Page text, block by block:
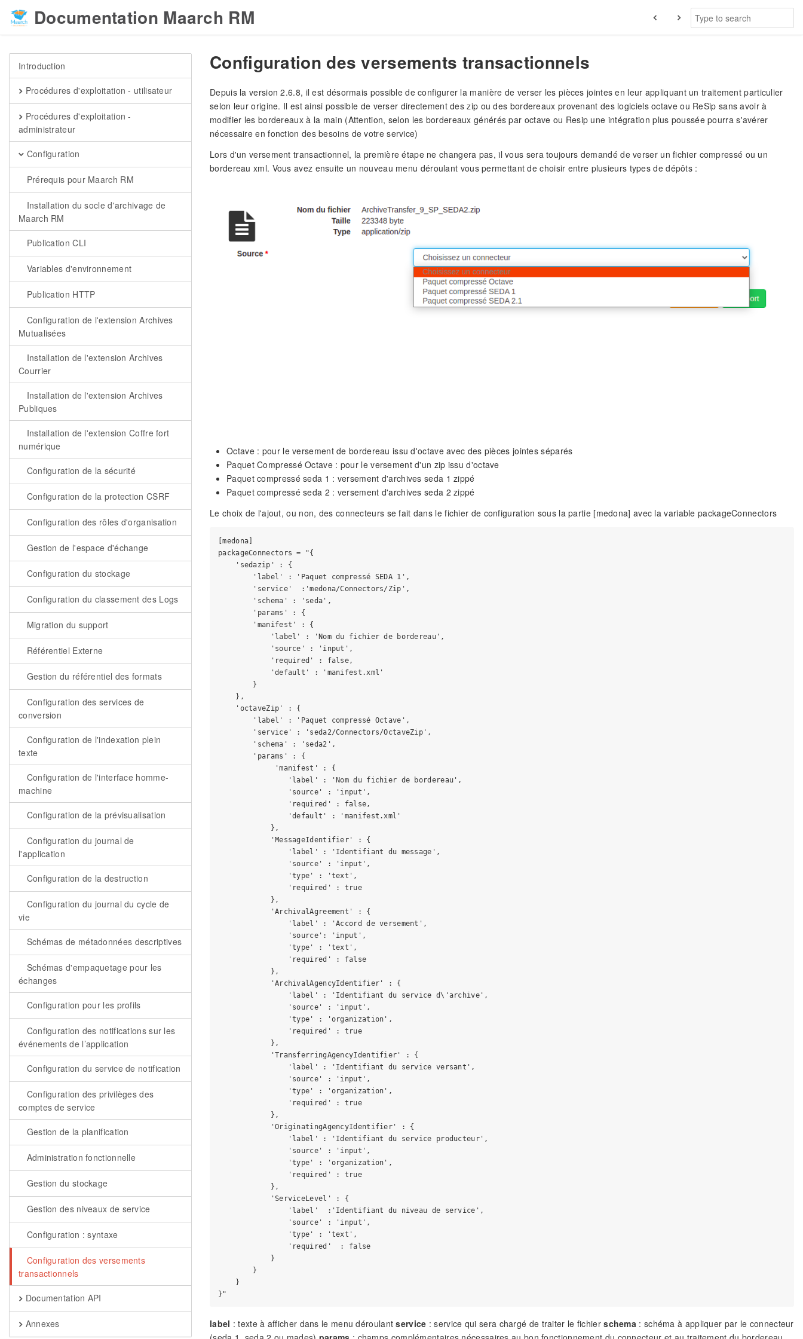
Documentation Maarch RM
Introduction
Procédures d'exploitation - utilisateur
Procédures d'exploitation -
administrateur
Configuration
Prérequis pour Maarch RM
Installation du socle d'archivage de
Maarch RM
Publication CLI
Variables d'environnement
Publication HTTP
Configuration de l'extension Archives
Mutualisées
Installation de l'extension Archives
Courrier
Installation de l'extension Archives
Publiques
Installation de l'extension Coffre fort
numérique
Configuration de la sécurité
Configuration de la protection CSRF
Configuration des rôles d'organisation
Gestion de l'espace d'échange
Configuration du stockage
Configuration du classement des Logs
Migration du support
Référentiel Externe
Gestion du référentiel des formats
Configuration des services de
conversion
Configuration de l'indexation plein
texte
Configuration de l'interface homme-
machine
Configuration de la prévisualisation
Configuration du journal de
l'application
Configuration de la destruction
Configuration du journal du cycle de
vie
Schémas de métadonnées descriptives
Schémas d'empaquetage pour les
échanges
Configuration pour les profils
Configuration des notifications sur les
événements de l’application
Configuration du service de notification
Configuration des privilèges des
comptes de service
Gestion de la planification
Administration fonctionnelle
Gestion du stockage
Gestion des niveaux de service
Configuration : syntaxe
Configuration des versements
transactionnels
Documentation API
Annexes
Configuration des versements transactionnels
Depuis la version 2.6.8, il est désormais possible de configurer la manière de verser les pièces jointes en leur appliquant un traitement particulier
selon leur origine. Il est ainsi possible de verser directement des zip ou des bordereaux provenant des logiciels octave ou ReSip sans avoir à
modifier les bordereaux à la main (Attention, selon les bordereaux générés par octave ou Resip une intégration plus poussée pourra s'avérer
nécessaire en fonction des besoins de votre service)
Lors d'un versement transactionnel, la première étape ne changera pas, il vous sera toujours demandé de verser un fichier compressé ou un
bordereau xml. Vous avez ensuite un nouveau menu déroulant vous permettant de choisir entre plusieurs types de dépôts :
Octave : pour le versement de bordereau issu d'octave avec des pièces jointes séparés
Paquet Compressé Octave : pour le versement d'un zip issu d'octave
Paquet compressé seda 1 : versement d'archives seda 1 zippé
Paquet compressé seda 2 : versement d'archives seda 2 zippé
Le choix de l'ajout, ou non, des connecteurs se fait dans le fichier de configuration sous la partie [medona] avec la variable packageConnectors
[medona]
packageConnectors = "{
    'sedazip' : {
        'label' : 'Paquet compressé SEDA 1',
        'service'  :'medona/Connectors/Zip',
        'schema' : 'seda',
        'params' : {
        'manifest' : {
            'label' : 'Nom du fichier de bordereau',
            'source' : 'input',
            'required' : false,
            'default' : 'manifest.xml'
        }
    },
    'octaveZip' : {
        'label' : 'Paquet compressé Octave',
        'service' : 'seda2/Connectors/OctaveZip',
        'schema' : 'seda2',
        'params' : {
             'manifest' : {
                'label' : 'Nom du fichier de bordereau',
                'source' : 'input',
                'required' : false,
                'default' : 'manifest.xml'
            },
            'MessageIdentifier' : {
                'label' : 'Identifiant du message',
                'source' : 'input',
                'type' : 'text',
                'required' : true
            },
            'ArchivalAgreement' : {
                'label' : 'Accord de versement',
                'source': 'input',
                'type' : 'text',
                'required' : false
            },
            'ArchivalAgencyIdentifier' : {
                'label' : 'Identifiant du service d\'archive',
                'source' : 'input',
                'type' : 'organization',
                'required' : true
            },
            'TransferringAgencyIdentifier' : {
                'label' : 'Identifiant du service versant',
                'source' : 'input',
                'type' : 'organization',
                'required' : true
            },
            'OriginatingAgencyIdentifier' : {
                'label' : 'Identifiant du service producteur',
                'source' : 'input',
                'type' : 'organization',
                'required' : true
            },
            'ServiceLevel' : {
                'label'  :'Identifiant du niveau de service',
                'source' : 'input',
                'type' : 'text',
                'required'  : false
            }
        }
    }
label : texte à afficher dans le menu déroulantservice : service qui sera chargé de traiter le fichierschema : schéma à appliquer par le connecteur